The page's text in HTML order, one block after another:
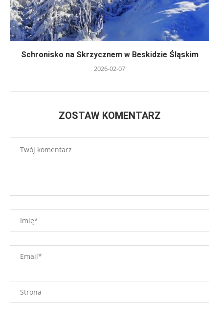
Schronisko na Skrzycznem w Beskidzie Śląskim
2026-02-07
ZOSTAW KOMENTARZ